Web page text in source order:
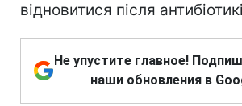
відновитися після
Не упустите главное!
наши обновления в